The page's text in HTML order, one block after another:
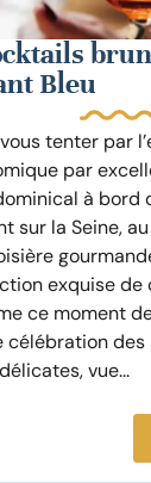
Bleu
tenter par
par
à bord
sur la Seine,
exquise de
ce moment
célébration des
vue...